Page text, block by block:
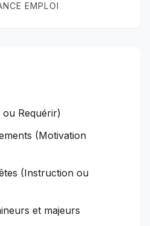
EMPLOI
Requérir)
(Motivation
(Instruction ou
et majeurs